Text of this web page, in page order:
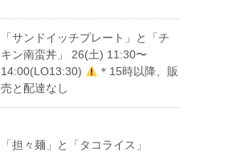
「サンドイッチプレート」と「チ
キン南蛮丼」 26(土) 11:30〜
14:00(LO13:30)
＊15時以降、販
売と配達なし
「担々麺」と「タコライス」